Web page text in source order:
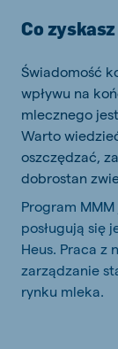
Co
Świadomość
wpływu na
mlecznego
Warto
oszczędzać,
dobrostan
Program
posługują się
Heus. Praca z
zarządzanie
rynku mleka.